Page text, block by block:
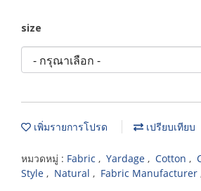
size
เพิ่มรายการโปรด เปรียบเทียบ
หมวดหมู่ : Fabric , Yardage , Cotton ,
Style , Natural , Fabric Manufacturer